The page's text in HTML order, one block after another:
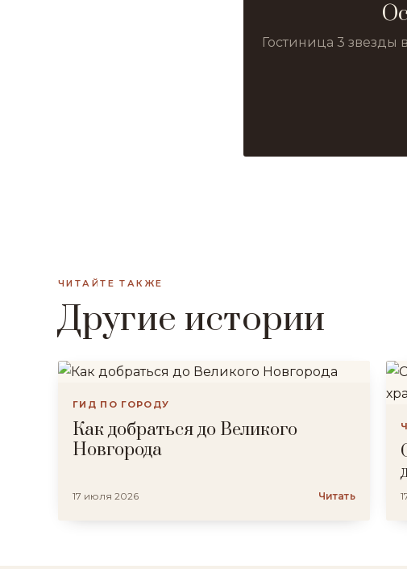
Гостиница 3 звезды
ЧИТАЙТЕ ТАКЖЕ
Другие истории
ГИД ПО ГОРОДУ
Как добраться до Великого
Новгорода
17 июля 2026 Читать